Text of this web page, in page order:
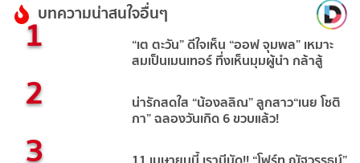
บทความน่าสนใจอื่นๆ
1 “เต ตะวัน” ดีใจเห็น “ออฟ จุมพล” เหมาะ
สมเป็นเมนเทอร์ ทึ่งเห็นมุมผู้นำ กล้าสู้
2 น่ารักสดใส “น้องลลิณ” ลูกสาว“เนย โชติ
กา” ฉลองวันเกิด 6 ขวบแล้ว!
3